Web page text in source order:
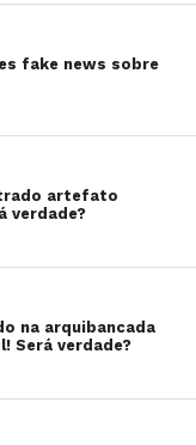
fake news sobre
artefato
verdade?
na arquibancada
Será verdade?